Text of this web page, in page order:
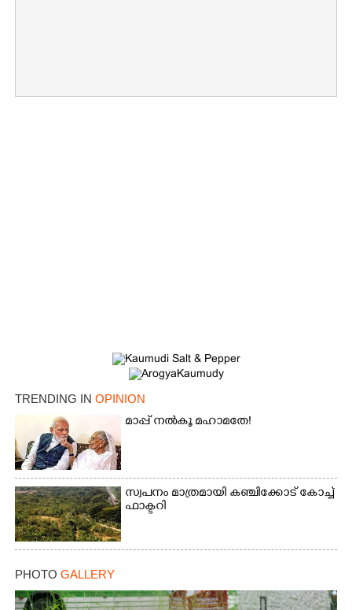
TRENDING IN OPINION
മാപ്പ് നൽകൂ മഹാമതേ!
സ്വപനം മാത്രമായി കഞ്ചിക്കോട് കോച്ച്
ഫാക്ടറി
PHOTO GALLERY